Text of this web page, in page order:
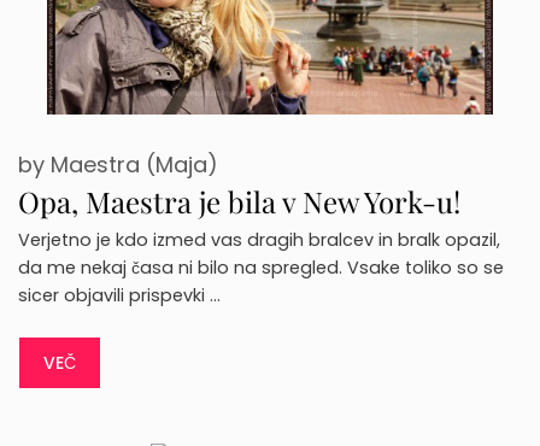
Opa, Maestra je bila v New York-u!
by Maestra (Maja)
Verjetno je kdo izmed vas dragih bralcev in bralk opazil,
da me nekaj časa ni bilo na spregled. Vsake toliko so se
sicer objavili prispevki …
VEČ